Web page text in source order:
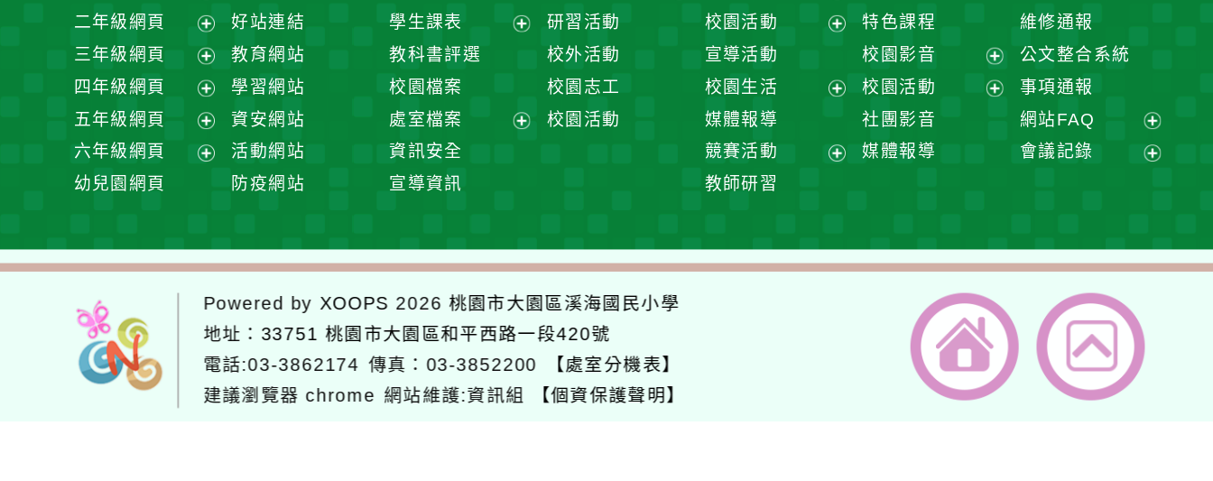
展
開
選
單
二年級網頁
展
開
選
單
三年級網頁
展
選
單
四年級網頁
展
選
五年級網頁
展
六年級網頁
單
幼兒園網頁
好站連結
教育網站
學習網站
資安網站
活動網站
防疫網站
學生課表
單
教科書評選
校園檔案
處室檔案
資訊安全
宣導資訊
研習活動
校外活動
校園志工
校園活動
展
開
單
校園活動
選
宣導活動
校園生活
選
媒體報導
競賽活動
單
教師研習
特色課程
校園影音
展
校園活動
社團影音
媒體報導
維修通報
公文整合系統
事項通報
網站FAQ
展
會議記錄
單
Powered by XOOPS 2026桃園市大園區溪海國民小學
地址： 33751 桃園市大園區和平西路一段420號
電話:03-3862174 傳真：03-3852200
【處室分機表】
建議瀏覽器 chrome 網站維護:資訊組 【個資保護聲明】